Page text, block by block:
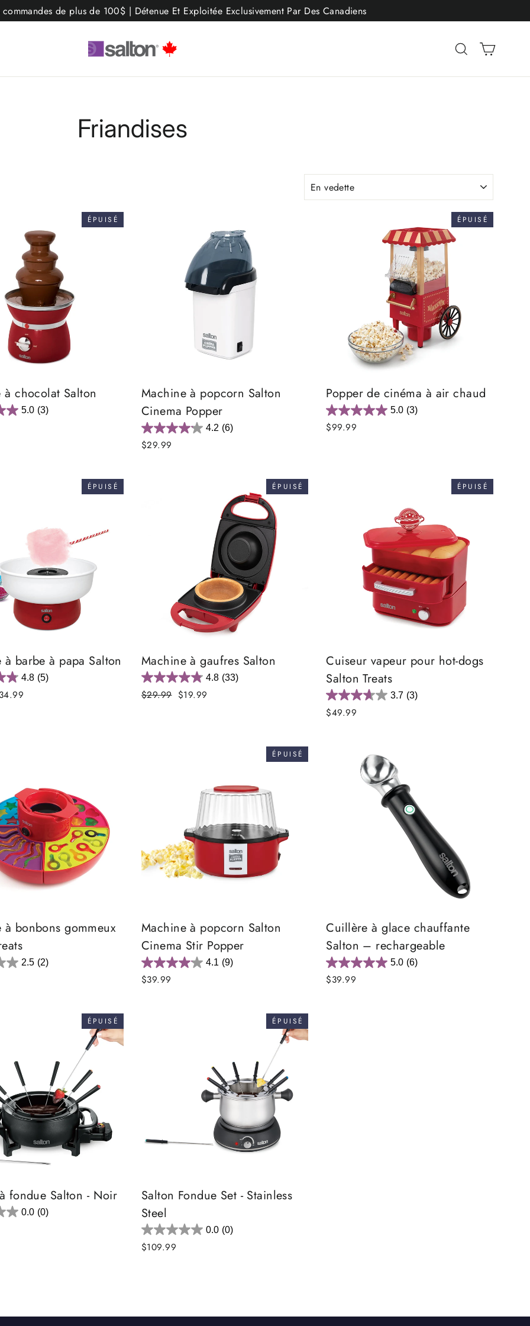
de plus de 100$ | Détenue Et Exploitée Exclusivement Par Des Canadiens
Rechercher
Panier
Friandises
ÉPUISÉ
à chocolat Salton
5.0 (3)
Machine à popcorn Salton
Cinema Popper
4.2 (6)
$29.99
ÉPUISÉ
Popper de cinéma à air chaud
5.0 (3)
$99.99
ÉPUISÉ
à barbe à papa Salton
4.8 (5)
ÉPUISÉ
Machine à gaufres Salton
4.8 (33)
Prix
$29.99 Prix
$19.99
ÉPUISÉ
Cuiseur vapeur pour hot-dogs
Salton Treats
3.7 (3)
$49.99
à bonbons gommeux
2.5 (2)
ÉPUISÉ
Machine à popcorn Salton
Cinema Stir Popper
4.1 (9)
$39.99
Cuillère à glace chauffante
Salton – rechargeable
5.0 (6)
$39.99
ÉPUISÉ
fondue Salton - Noir
0.0 (0)
ÉPUISÉ
Salton Fondue Set - Stainless
Steel
0.0 (0)
$109.99